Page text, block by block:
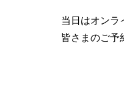
当日はオンラ
皆さまのご予